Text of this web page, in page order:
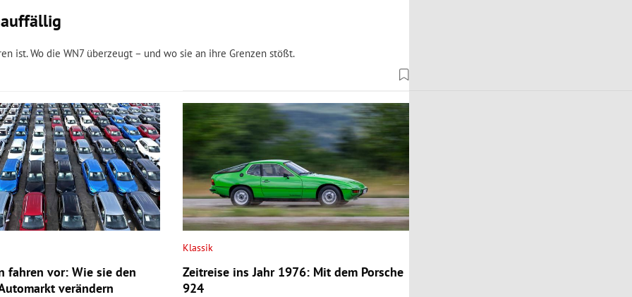
ist. Wo die WN7 überzeugt – und wo sie an ihre Grenzen stößt.
fahren vor: Wie sie den
verändern
Klassik
Zeitreise ins Jahr 1976: Mit dem Porsche
924